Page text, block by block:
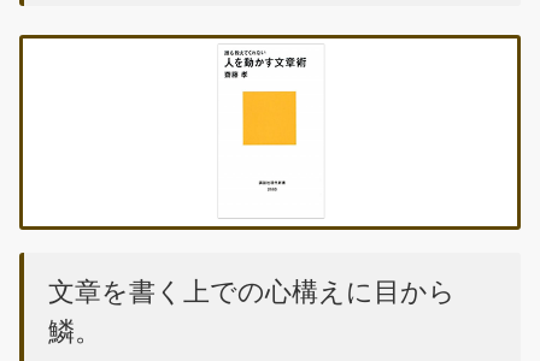
文章を書く上での心構えに目から
鱗。